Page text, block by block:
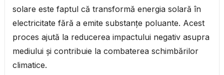
solare este faptul că transformă energia solară în
electricitate fără a emite substanțe poluante. Acest
proces ajută la reducerea impactului negativ asupra
mediului și contribuie la combaterea schimbărilor
climatice.